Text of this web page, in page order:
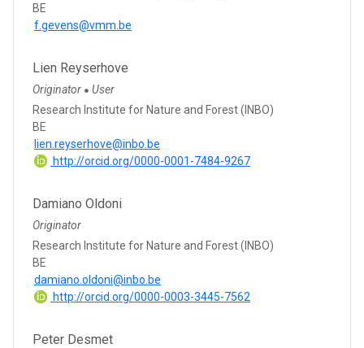
BE
f.gevens@vmm.be
Lien Reyserhove
Originator ● User
Research Institute for Nature and Forest (INBO)
BE
lien.reyserhove@inbo.be
http://orcid.org/0000-0001-7484-9267
Damiano Oldoni
Originator
Research Institute for Nature and Forest (INBO)
BE
damiano.oldoni@inbo.be
http://orcid.org/0000-0003-3445-7562
Peter Desmet